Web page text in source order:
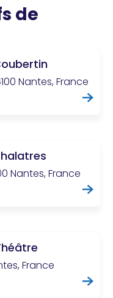
de
Nantes, France
Nantes, France
France